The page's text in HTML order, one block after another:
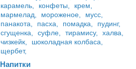
карамель,
конфеты,
крем,
мармелад,
мороженое,
мусс,
панакота,
пасха, помадка,
пудинг,
сгущенка,
суфле, тирамису,
халва,
чизкейк,
шоколадная колбаса,
щербет,
Напитки